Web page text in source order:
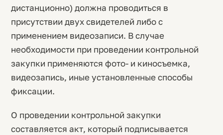
дистанционно) должна проводиться в
присутствии двух свидетелей либо с
применением видеозаписи. В случае
необходимости при проведении контрольной
закупки применяются фото- и киносъемка,
видеозапись, иные установленные способы
фиксации.
О проведении контрольной закупки
составляется акт, который подписывается